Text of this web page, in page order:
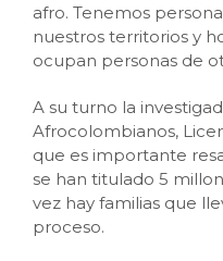
afro. Tenemos
nuestros territorios y
ocupan personas de
A su turno la
Afrocolombianos,
que es importante
se han titulado 5
vez hay familias que
proceso.